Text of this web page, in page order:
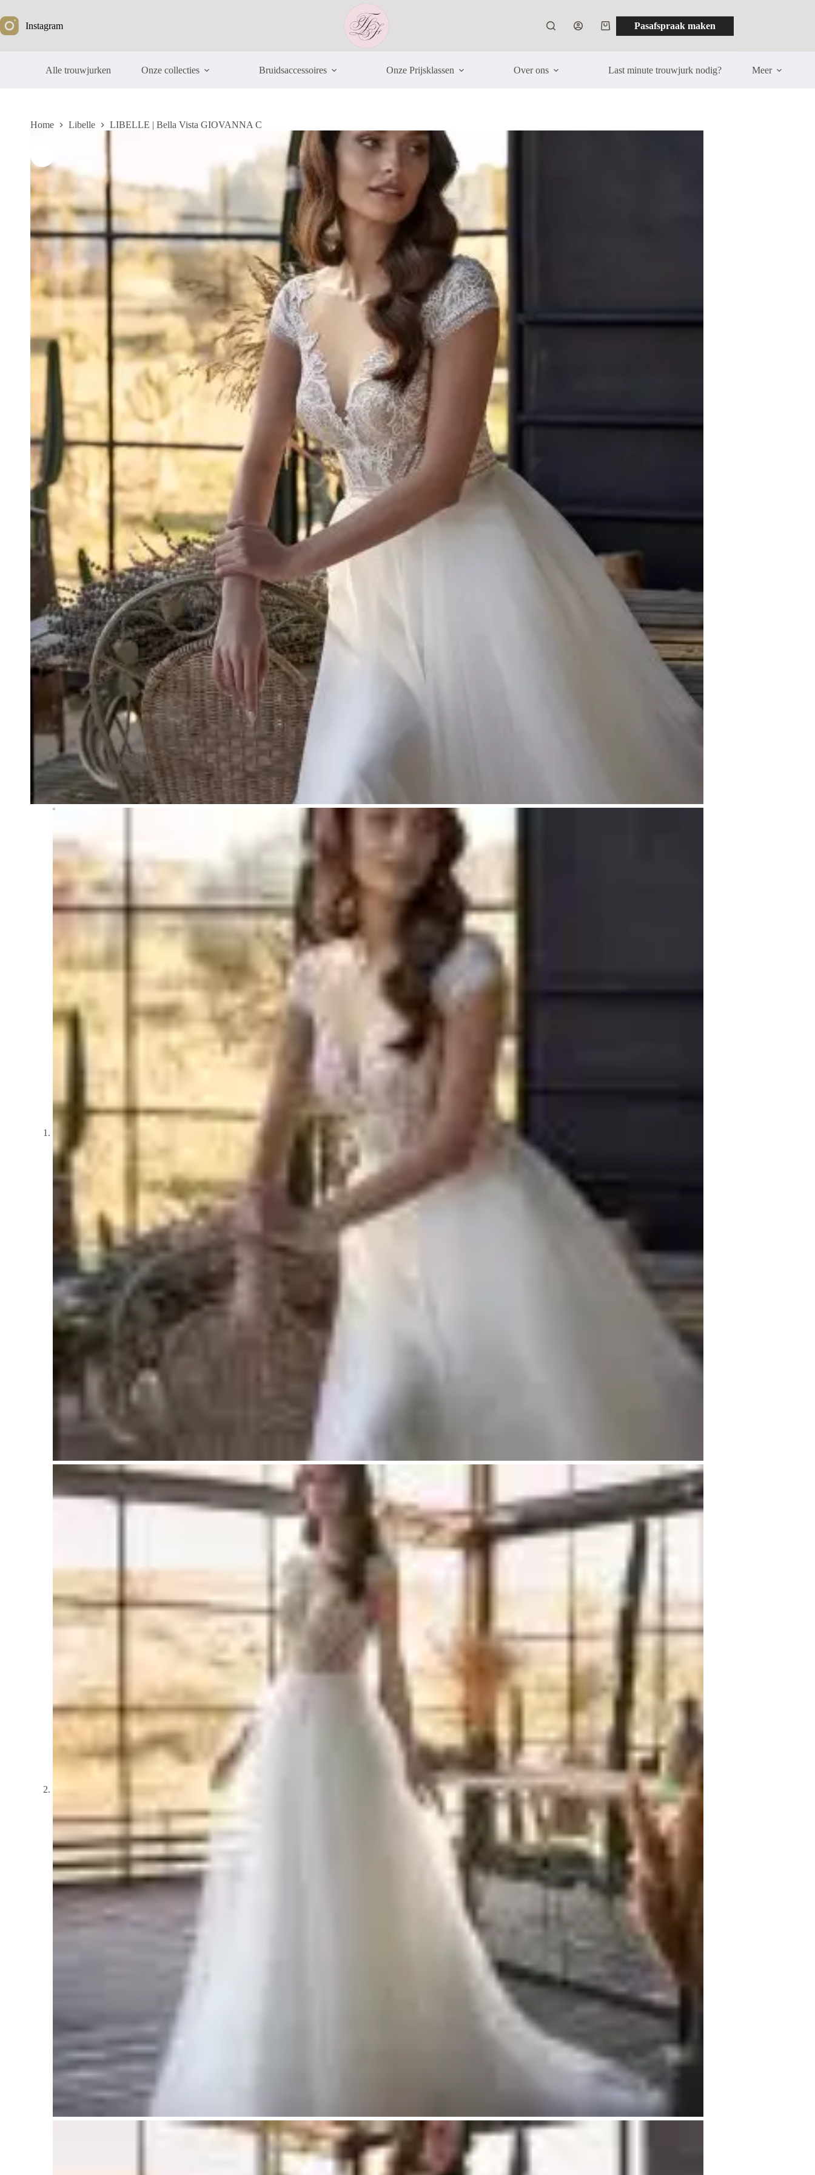
naar
de
inhoud
Instagram WinkelwagenPasafspraak maken
Alle trouwjurken Onze collecties Bruidsaccessoires Onze Prijsklassen Over ons Last minute trouwjurk nodig? Meer
Home Libelle LIBELLE | Bella Vista GIOVANNA C